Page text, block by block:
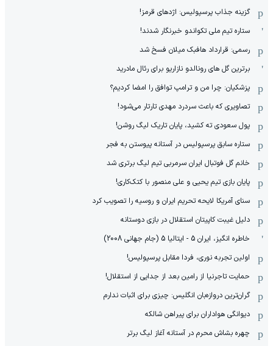
گزینه جذاب پرسپولیس: اژدهای قرمز!
ستاره تیم ملی تکواندو خبرنگار شدند!
رسمی: قرارداد هافبک میلان فسخ شد
برترین گل های رونالدو نازاریو برای رئال مادرید
پزشکیان: چرا من و ترامپ توافق را امضا کردیم؟
تصاویری که باعث سردرد مهدی تارتار می‌شود!
پول سعودی ته کشید، پایان تاریک لیگ روشن!
ستاره سابق پرسپولیس در آستانه پیوستن به فجر
خانم گل فوتبال ایران سرمربی تیم لیگ برتری شد
پایان بازی تیم یحیی و علی منصور با کتک‌کاری!
سنای آمریکا لایحه تحریم ایران و روسیه را تصویب کرد
دلیل غیبت کاپیتان استقلال در بازی دوستانه
خاطره انگیز، ایران 5 - ایتالیا 5 (جام جهانی 2008)
اولین تجربه نوری، فردا مقابل پرسپولیس!
حمایت تاجرنیا از رامین بعد از جدایی از استقلال!
گران‌ترین دروازه‌بان انگلیس: چیزی برای اثبات ندارم
دیوانگی هواداران برای پیراهن شالکه
چهره بشاش محرم در آستانه آغاز لیگ برتر